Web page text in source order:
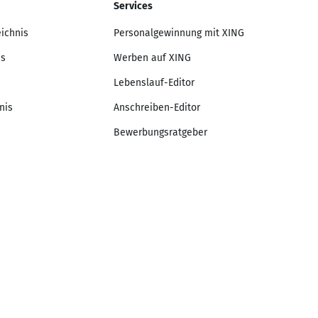
Services
Personalgewinnung mit XING
Werben auf XING
Lebenslauf-Editor
Anschreiben-Editor
Bewerbungsratgeber